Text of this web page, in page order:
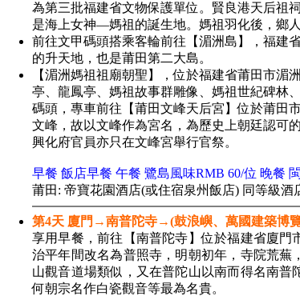
為第三批福建省文物保護單位。賢良港天后祖
是海上女神—媽祖的誕生地。媽祖羽化後，鄉
前往文甲碼頭搭乘客輪前往【湄洲島】，福建
的升天地，也是莆田第二大島。
【湄洲媽祖祖廟朝聖】，位於福建省莆田市湄
亭、龍鳳亭、媽祖故事群雕像、媽祖世紀碑林
碼頭，專車前往【莆田文峰天后宮】位於莆田
文峰，故以文峰作為宮名，為歷史上朝廷認可
興化府官員亦只在文峰宮舉行官祭。
早餐 飯店早餐 午餐 鷺島風味RMB 60/位 晚餐
莆田: 帝寶花園酒店(或住宿泉州飯店) 同等級酒
第4天 廈門→南普陀寺→(鼓浪嶼、萬國建築博
享用早餐，前往【南普陀寺】位於福建省廈
治平年間改名為普照寺，明朝初年，寺院荒
山觀音道場類似，又在普陀山以南而得名南
何朝宗名作白瓷觀音等最為名貴。